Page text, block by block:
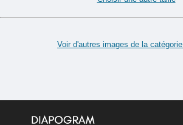
Voir d'autres images de la catégorie